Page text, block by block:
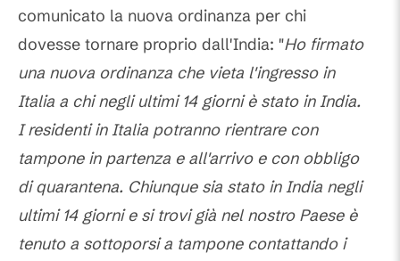
comunicato la nuova ordinanza per chi
dovesse tornare proprio dall'India: "Ho firmato
una nuova ordinanza che vieta l'ingresso in
Italia a chi negli ultimi 14 giorni è stato in India.
I residenti in Italia potranno rientrare con
tampone in partenza e all'arrivo e con obbligo
di quarantena. Chiunque sia stato in India negli
ultimi 14 giorni e si trovi già nel nostro Paese è
tenuto a sottoporsi a tampone contattando i